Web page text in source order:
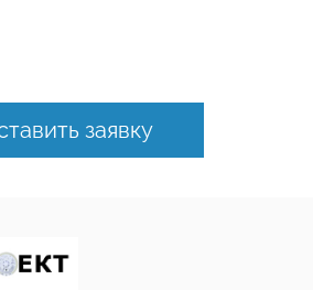
заявку